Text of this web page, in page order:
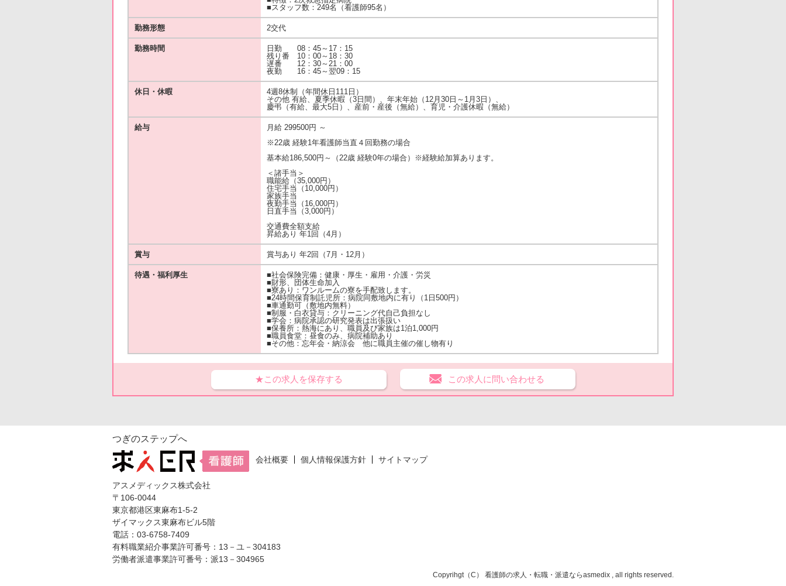
■スタッフ数：249名（看護師95名）
勤務形態 2交代
勤務時間
日勤 08：45～17：15
残り番 10：00～18：30
遅番 12：30～21：00
夜勤 16：45～翌09：15
休日・休暇
4週8休制（年間休日111日）
その他 有給、夏季休暇（3日間）、年末年始（12月30日～1月3日）、
慶弔（有給、最大5日）、産前・産後（無給）、育児・介護休暇（無給）
給与
月給 299500円 ～
※22歳 経験1年看護師当直４回勤務の場合
基本給186,500円～（22歳 経験0年の場合）※経験給加算あります。
＜諸手当＞
職能給（35,000円）
住宅手当（10,000円）
家族手当
夜勤手当（16,000円）
日直手当（3,000円）
交通費全額支給
昇給あり 年1回（4月）
賞与 賞与あり 年2回（7月・12月）
待遇・福利厚生
■社会保険完備：健康・厚生・雇用・介護・労災
■財形、団体生命加入
■寮あり：ワンルームの寮を手配致します。
■24時間保育制託児所：病院同敷地内に有り（1日500円）
■車通勤可（敷地内無料）
■制服・白衣貸与：クリーニング代自己負担なし
■学会：病院承認の研究発表は出張扱い
■保養所：熱海にあり、職員及び家族は1泊1,000円
■職員食堂：昼食のみ、病院補助あり
■その他：忘年会・納涼会 他に職員主催の催し物有り
★この求人を保存する この求人に問い合わせる
つぎのステップへ
会社概要 個人情報保護方針 サイトマップ
アスメディックス株式会社
〒106-0044
東京都港区東麻布1-5-2
ザイマックス東麻布ビル5階
電話：03-6758-7409
有料職業紹介事業許可番号：13－ユ－304183
労働者派遣事業許可番号：派13－304965
Copyrihgt（C） 看護師の求人・転職・派遣ならasmedix , all rights reserved.